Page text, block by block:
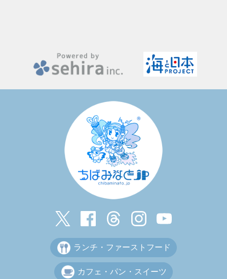
ランチ・ファーストフード
カフェ・パン・スイーツ